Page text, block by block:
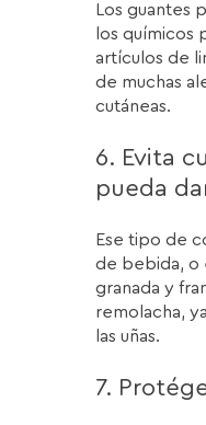
Los guantes
los químicos
artículos de
de muchas
cutáneas.
6. Evita
pueda
Ese tipo de
de bebida, o
granada y
remolacha,
las uñas.
7.